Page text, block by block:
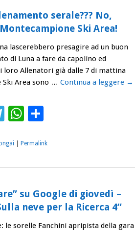
serale??? No,
Ski Area!
lascerebbero presagire ad un buon
di Luna a fare da capolino ed
Allenatori già dalle 7 di mattina
Ski Area sono … Continua a leggere →
Telegram
WhatsApp
Condividi
Permalink
su Google di giovedì –
neve per la Ricerca 4”
le sorelle Fanchini apripista della gara